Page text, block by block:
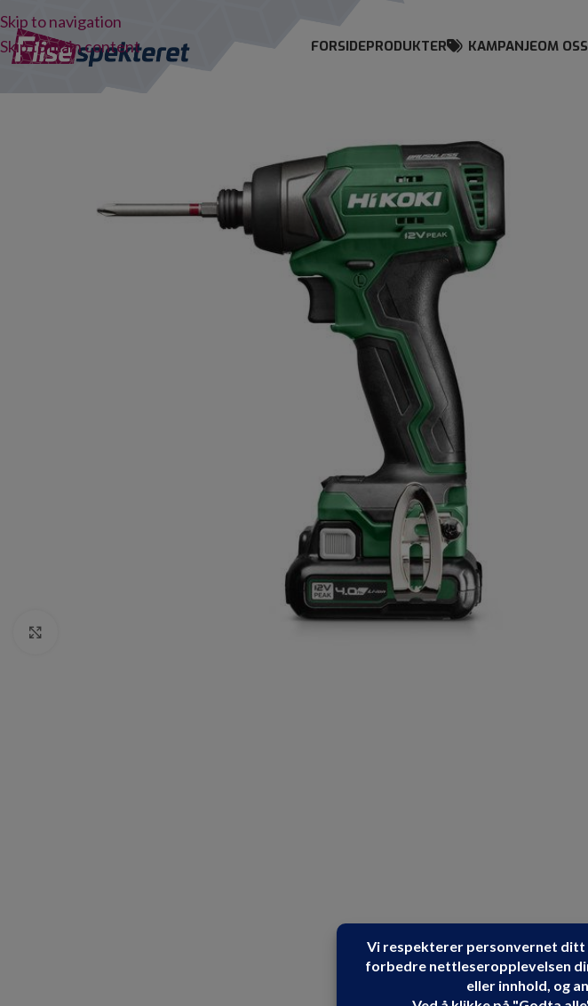
Skip to navigation
Skip to main content
FORSIDEPRODUKTER KAMPANJEOM OSS